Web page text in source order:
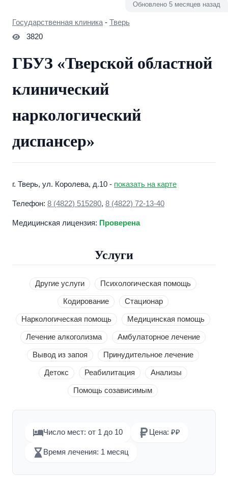
Государственная клиника- Тверь
3820
ГБУЗ «Тверской областной
клинический
наркологический
диспансер»
г. Тверь, ул. Королева, д.10 - показать на карте
Телефон: 8 (4822) 515280, 8 (4822) 72-13-40
Медицинская лицензия: Проверена
Обновлено 5 месяцев назад
Услуги
Другие услуги Психологическая помощь
Кодирование Стационар
Наркологическая помощь Медицинская помощь
Лечение алкоголизма Амбулаторное лечение
Вывод из запоя Принудительное лечение
Детокс Реабилитация Анализы
Помощь созависимым
Число мест: от 1 до 10 Цена: ₽₽
Время лечения: 1 месяц